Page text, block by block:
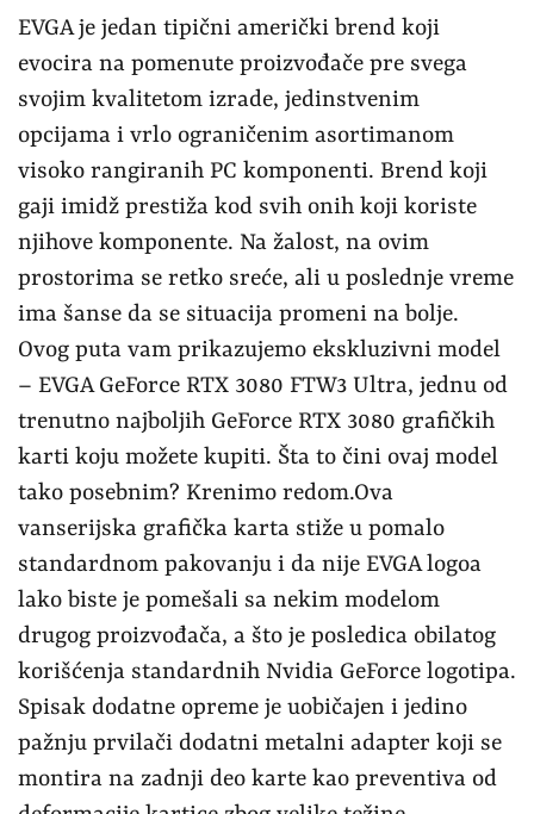
EVGA je jedan tipični američki brend koji
evocira na pomenute proizvođače pre svega
svojim kvalitetom izrade, jedinstvenim
opcijama i vrlo ograničenim asortimanom
visoko rangiranih PC komponenti. Brend koji
gaji imidž prestiža kod svih onih koji koriste
njihove komponente. Na žalost, na ovim
prostorima se retko sreće, ali u poslednje vreme
ima šanse da se situacija promeni na bolje.
Ovog puta vam prikazujemo ekskluzivni model
– EVGA GeForce RTX 3080 FTW3 Ultra, jednu od
trenutno najboljih GeForce RTX 3080 grafičkih
karti koju možete kupiti. Šta to čini ovaj model
tako posebnim? Krenimo redom.Ova
vanserijska grafička karta stiže u pomalo
standardnom pakovanju i da nije EVGA logoa
lako biste je pomešali sa nekim modelom
drugog proizvođača, a što je posledica obilatog
korišćenja standardnih Nvidia GeForce logotipa.
Spisak dodatne opreme je uobičajen i jedino
pažnju prvilači dodatni metalni adapter koji se
montira na zadnji deo karte kao preventiva od